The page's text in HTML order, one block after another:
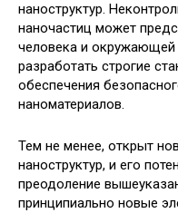
наноструктур.
наночастиц может
человека и
разработать строгие
обеспечения
наноматериалов.
Тем не менее, открыт
наноструктур, и его
преодоление
принципиально новые